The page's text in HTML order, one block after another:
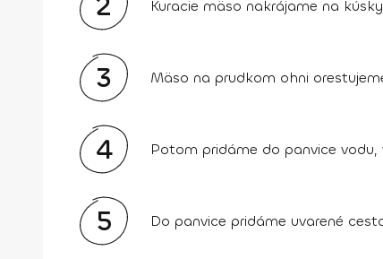
Kuracie mäso nakrájame na
3 Mäso na prudkom ohni
4 Potom pridáme do panvice
5 Do panvice pridáme uvarené